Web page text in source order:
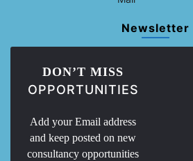
Newsletter
DON’T MISS
OPPORTUNITIES
Add your Email address
and keep posted on new
consultancy opportunities